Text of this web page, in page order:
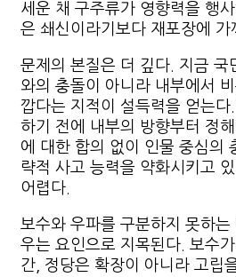
세운 채 구주류가 영향력을 행
은 쇄신이라기보다 재포장에 가
문제의 본질은 더 깊다. 지금 국
와의 충돌이 아니라 내부에서
깝다는 지적이 설득력을 얻는다
하기 전에 내부의 방향부터 정
에 대한 합의 없이 인물 중심의
략적 사고 능력을 약화시키고
어렵다.
보수와 우파를 구분하지 못하는
우는 요인으로 지목된다. 보수
간, 정당은 확장이 아니라 고립